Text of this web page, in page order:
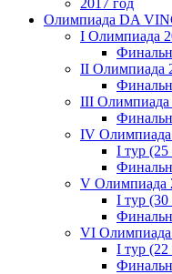
Олимпиада DA
I Олимпиада
II Олимпиада
III Олимпиада
IV Олимпиада
I тур (25
V Олимпиада
I тур (30
VI Олимпиада
I тур (22